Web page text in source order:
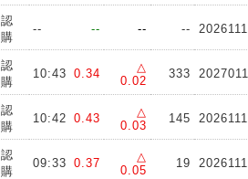
認
購
-- -- -- --
認
購
10:43 0.34
△
0.02
333
認
購
10:42 0.43
△
0.03
145
認
購
09:33 0.37
△
0.05
19